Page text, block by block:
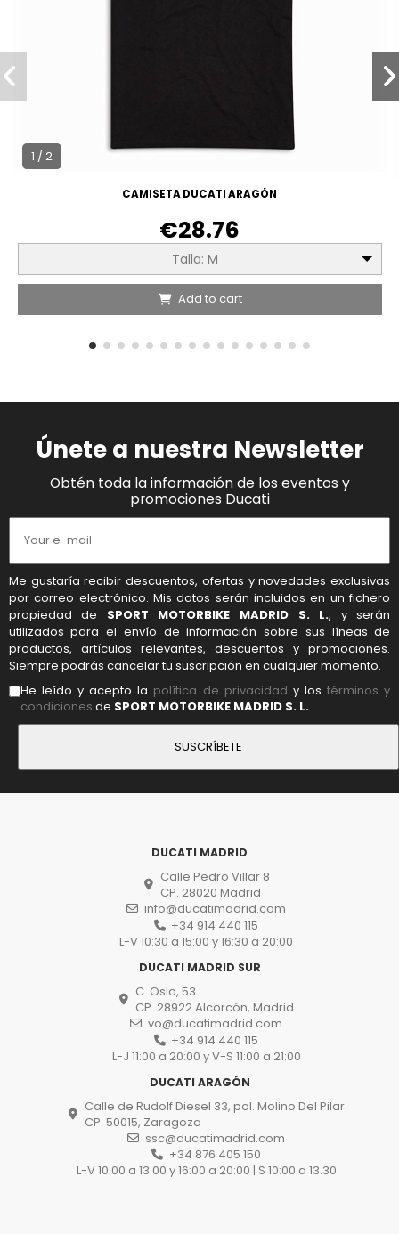
1 / 2
CAMISETA DUCATI ARAGÓN
€28.76
Talla: M
Add to cart
Únete a nuestra Newsletter
Obtén toda la información de los eventos y
promociones Ducati
Me gustaría recibir descuentos, ofertas y novedades exclusivas
por correo electrónico. Mis datos serán incluidos en un fichero
propiedad de SPORT MOTORBIKE MADRID S. L., y serán
utilizados para el envío de información sobre sus líneas de
productos, artículos relevantes, descuentos y promociones.
Siempre podrás cancelar tu suscripción en cualquier momento.
He leído y acepto la política de privacidad y lostérminos y
condiciones de SPORT MOTORBIKE MADRID S. L..
DUCATI MADRID
Calle Pedro Villar 8
CP. 28020 Madrid
info@ducatimadrid.com
+34 914 440 115
L-V 10:30 a 15:00 y 16:30 a 20:00
DUCATI MADRID SUR
C. Oslo, 53
CP. 28922 Alcorcón, Madrid
vo@ducatimadrid.com
+34 914 440 115
L-J 11:00 a 20:00 y V-S 11:00 a 21:00
DUCATI ARAGÓN
Calle de Rudolf Diesel 33, pol. Molino Del Pilar
CP. 50015, Zaragoza
ssc@ducatimadrid.com
+34 876 405 150
L-V 10:00 a 13:00 y 16:00 a 20:00 | S 10:00 a 13.30